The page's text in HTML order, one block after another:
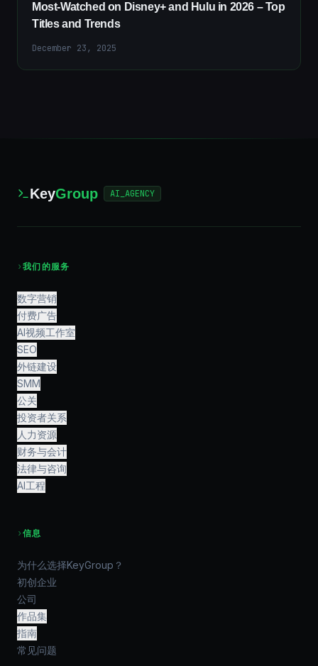
Most-Watched on Disney+ and Hulu in 2026 – Top
Titles and Trends
December 23, 2025
KeyGroup AI_AGENCY
›我们的服务
数字营销
付费广告
AI视频工作室
SEO
外链建设
SMM
公关
投资者关系
人力资源
财务与会计
法律与咨询
AI工程
›信息
为什么选择KeyGroup？
初创企业
公司
作品集
指南
常见问题